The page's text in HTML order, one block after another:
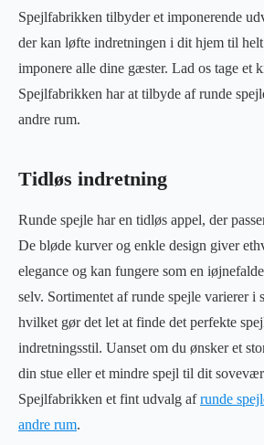
Spejlfabrikken tilbyder et imponerende
der kan løfte indretningen i dit hjem til
imponere alle dine gæster. Lad os tage et
Spejlfabrikken har at tilbyde af runde
andre rum.
Tidløs indretning
Runde spejle har en tidløs appel, der
De bløde kurver og enkle design giver
elegance og kan fungere som en
selv. Sortimentet af runde spejle varierer i
hvilket gør det let at finde det perfekte
indretningsstil. Uanset om du ønsker et
din stue eller et mindre spejl til dit
Spejlfabrikken et fint udvalg afrunde
andre rum.